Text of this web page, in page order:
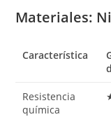
Materiales:
Característica
Resistencia
química